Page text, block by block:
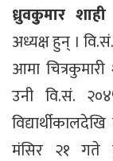
ध्रुवकुुमार शाही
अध्यक्ष हुन् ।
आमा
उनी वि.सं.
मंसिर २१ गते